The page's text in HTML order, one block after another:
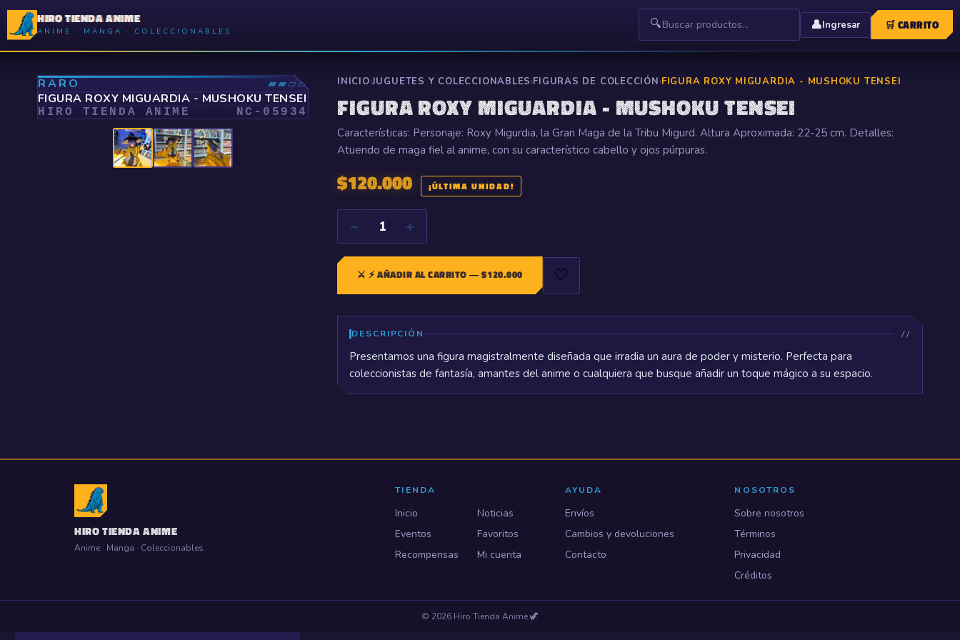
HIRO TIENDA ANIME
ANIME · MANGA · COLECCIONABLES 🔍 👤Ingresar 🛒CARRITO
RARO ▰▰▱▱
⤢
FIGURA ROXY MIGUARDIA - MUSHOKU TENSEI
HIRO TIENDA ANIME NC- 05934
INICIO›JUGUETES Y COLECCIONABLES›FIGURAS DE COLECCIÓN›FIGURA ROXY MIGUARDIA - MUSHOKU TENSEI
FIGURA ROXY MIGUARDIA - MUSHOKU TENSEI
Características: Personaje: Roxy Migurdia, la Gran Maga de la Tribu Migurd. Altura Aproximada: 22-25 cm. Detalles:
Atuendo de maga fiel al anime, con su característico cabello y ojos púrpuras.
$120.000 ¡ÚLTIMA UNIDAD!
− 1 +
⚔️⚡ AÑADIR AL CARRITO — $120.000 🤍
DESCRIPCIÓN
Presentamos una figura magistralmente diseñada que irradia un aura de poder y misterio. Perfecta para
coleccionistas de fantasía, amantes del anime o cualquiera que busque añadir un toque mágico a su espacio.
HIRO TIENDA ANIME
Anime · Manga · Coleccionables
TIENDA
Inicio
Noticias
Eventos
Favoritos
Recompensas
Mi cuenta
AYUDA
Envíos
Cambios y devoluciones
Contacto
NOSOTROS
Sobre nosotros
Términos
Privacidad
Créditos
© 2026 Hiro Tienda Anime🦖